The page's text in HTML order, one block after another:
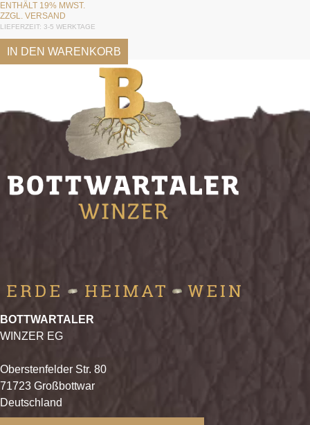
ENTHÄLT 19% MWST.
ZZGL. VERSAND
LIEFERZEIT: 3-5 WERKTAGE
IN DEN WARENKORB
BOTTWARTALER
WINZER EG
Oberstenfelder Str. 80
71723 Großbottwar
Deutschland